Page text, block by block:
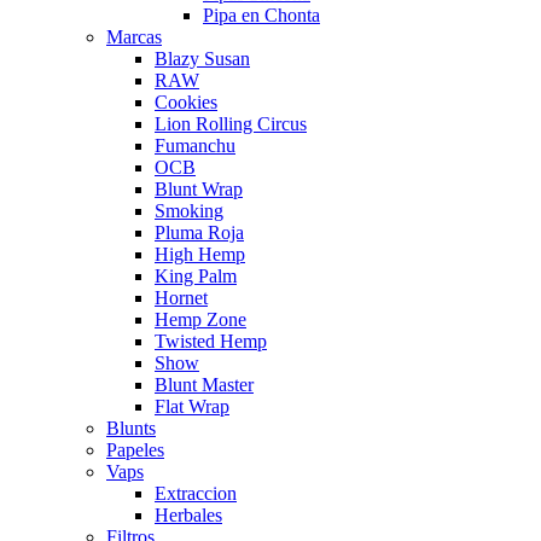
Pipa en Chonta
Marcas
Blazy Susan
RAW
Cookies
Lion Rolling Circus
Fumanchu
OCB
Blunt Wrap
Smoking
Pluma Roja
High Hemp
King Palm
Hornet
Hemp Zone
Twisted Hemp
Show
Blunt Master
Flat Wrap
Blunts
Papeles
Vaps
Extraccion
Herbales
Filtros